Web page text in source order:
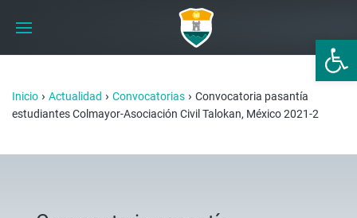
Abrir
Inicio › Actualidad › Convocatorias › Convocatoria pasantía
estudiantes Colmayor-Asociación Civil Talokan, México 2021-2